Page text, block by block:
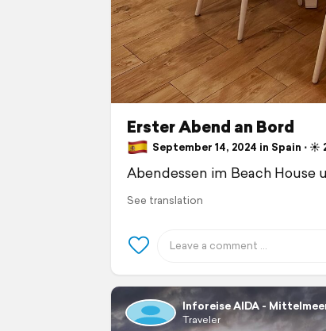
Erster Abend an Bord
September 14, 2024 in Spain ⋅ ☀️
Abendessen im Beach House
See translation
Inforeise AIDA -
Traveler